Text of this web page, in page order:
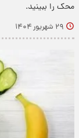
محک را ببینید.
۲۹ شهریور ۱۴۰۴